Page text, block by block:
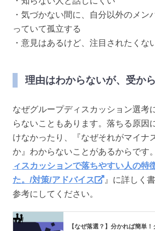
・気づかない間に、自分以外のメン
っていて孤立する
・意見はあるけど、注目されたくな
理由はわからないが、受か
なぜグループディスカッション選考
らないこともあります。落ちる原因
けなかったり、『なぜそれがマイナ
か』わからないことがあるからです
ィスカッションで落ちやすい人の特
た。/対策/アドバイス
』に詳しく
参考にしてください。
【なぜ落選？】分かれば簡単